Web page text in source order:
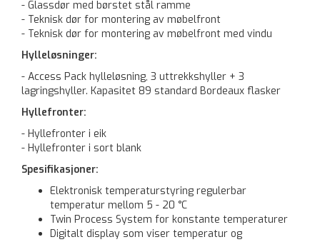
- Glassdør med børstet stål ramme
- Teknisk dør for montering av møbelfront
- Teknisk dør for montering av møbelfront med vindu
Hylleløsninger:
- Access Pack hylleløsning, 3 uttrekkshyller + 3
lagringshyller. Kapasitet 89 standard Bordeaux flasker
Hyllefronter:
- Hyllefronter i eik
- Hyllefronter i sort blank
Spesifikasjoner:
Elektronisk temperaturstyring regulerbar
temperatur mellom 5 - 20 °C
Twin Process System for konstante temperaturer
Digitalt display som viser temperatur og